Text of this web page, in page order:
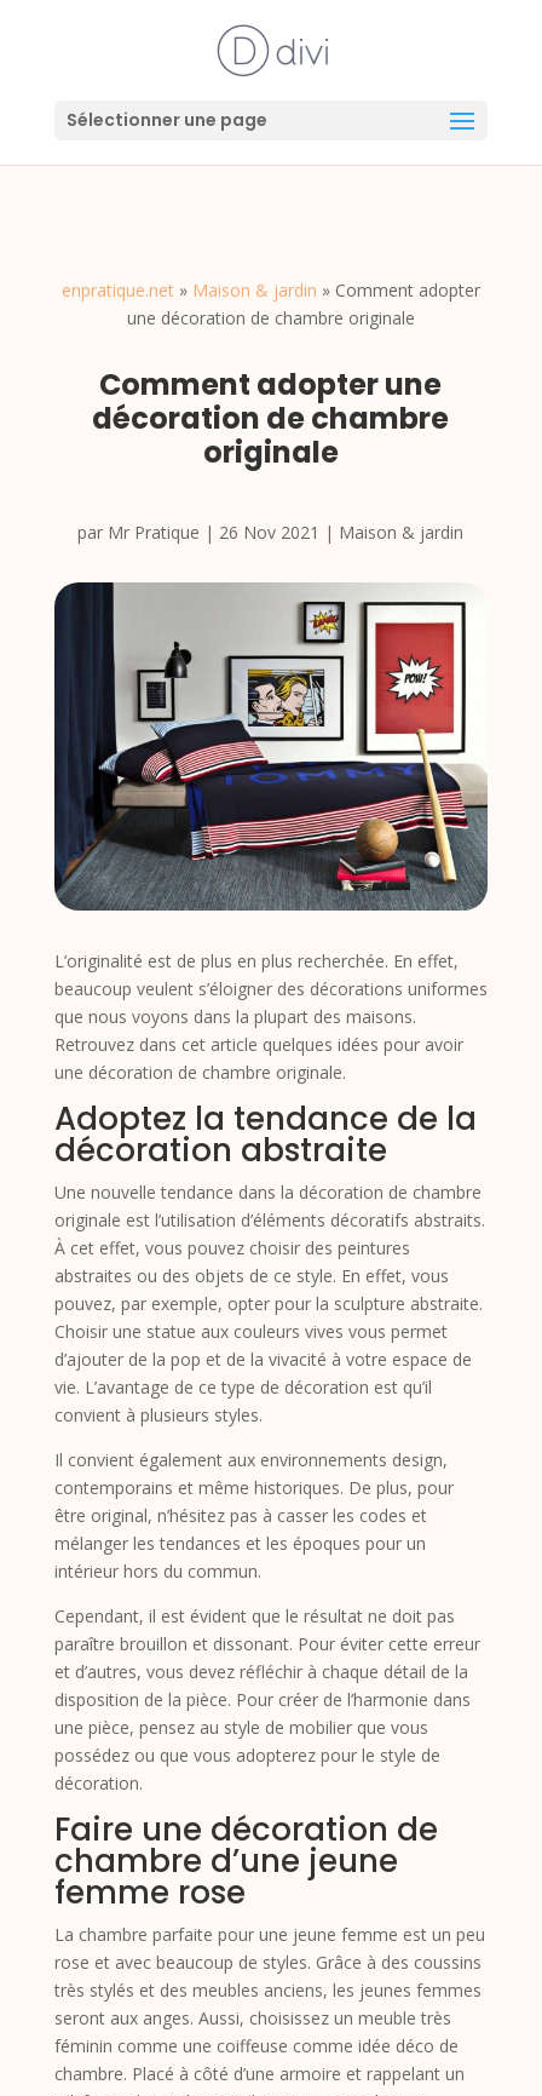
Sélectionner une page
enpratique.net» Maison & jardin » Comment adopter
une décoration de chambre originale
Comment adopter une
décoration de chambre
originale
par Mr Pratique | 26 Nov 2021 | Maison & jardin
L’originalité est de plus en plus recherchée. En effet,
beaucoup veulent s’éloigner des décorations uniformes
que nous voyons dans la plupart des maisons.
Retrouvez dans cet article quelques idées pour avoir
une décoration de chambre originale.
Adoptez la tendance de la
décoration abstraite
Une nouvelle tendance dans la décoration de chambre
originale est l’utilisation d’éléments décoratifs abstraits.
À cet effet, vous pouvez choisir des peintures
abstraites ou des objets de ce style. En effet, vous
pouvez, par exemple, opter pour la sculpture abstraite.
Choisir une statue aux couleurs vives vous permet
d’ajouter de la pop et de la vivacité à votre espace de
vie. L’avantage de ce type de décoration est qu’il
convient à plusieurs styles.
Il convient également aux environnements design,
contemporains et même historiques. De plus, pour
être original, n’hésitez pas à casser les codes et
mélanger les tendances et les époques pour un
intérieur hors du commun.
Cependant, il est évident que le résultat ne doit pas
paraître brouillon et dissonant. Pour éviter cette erreur
et d’autres, vous devez réfléchir à chaque détail de la
disposition de la pièce. Pour créer de l’harmonie dans
une pièce, pensez au style de mobilier que vous
possédez ou que vous adopterez pour le style de
décoration.
Faire une décoration de
chambre d’une jeune
femme rose
La chambre parfaite pour une jeune femme est un peu
rose et avec beaucoup de styles. Grâce à des coussins
très stylés et des meubles anciens, les jeunes femmes
seront aux anges. Aussi, choisissez un meuble très
féminin comme une coiffeuse comme idée déco de
chambre. Placé à côté d’une armoire et rappelant un